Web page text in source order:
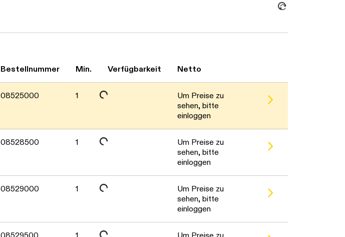
Daten werden geladen. Bitte warten...
Bestellnummer Min. Verfügbarkeit Netto
08525000 1
Daten werden geladen. Bitte warten...
Um Preise zu
sehen, bitte
einloggen
08528500 1
Daten werden geladen. Bitte warten...
Um Preise zu
sehen, bitte
einloggen
08529000 1
Um Preise zu
sehen, bitte
einloggen